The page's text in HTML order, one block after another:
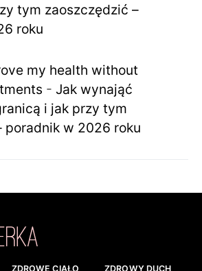
tym zaoszczędzić –
roku
my health without
- Jak wynająć
i jak przy tym
poradnik w 2026 roku
ZDROWE CIAŁO ZDROWY DUCH